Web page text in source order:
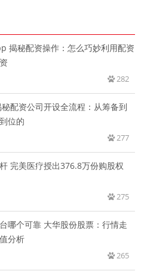
资
282
位的
277
完美医疗授出376.8万份购股权
275
哪个可靠 大华股份股票：行情走
分析
265